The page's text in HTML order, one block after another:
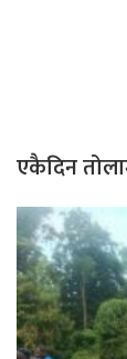
एकैदिन